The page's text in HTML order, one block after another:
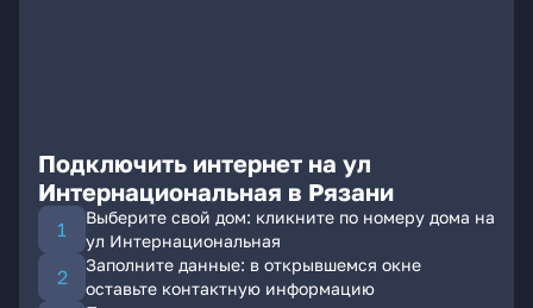
Подключить интернет на ул
Интернациональная в Рязани
Выберите свой дом: кликните по номеру дома на
ул Интернациональная
Заполните данные: в открывшемся окне
оставьте контактную информацию